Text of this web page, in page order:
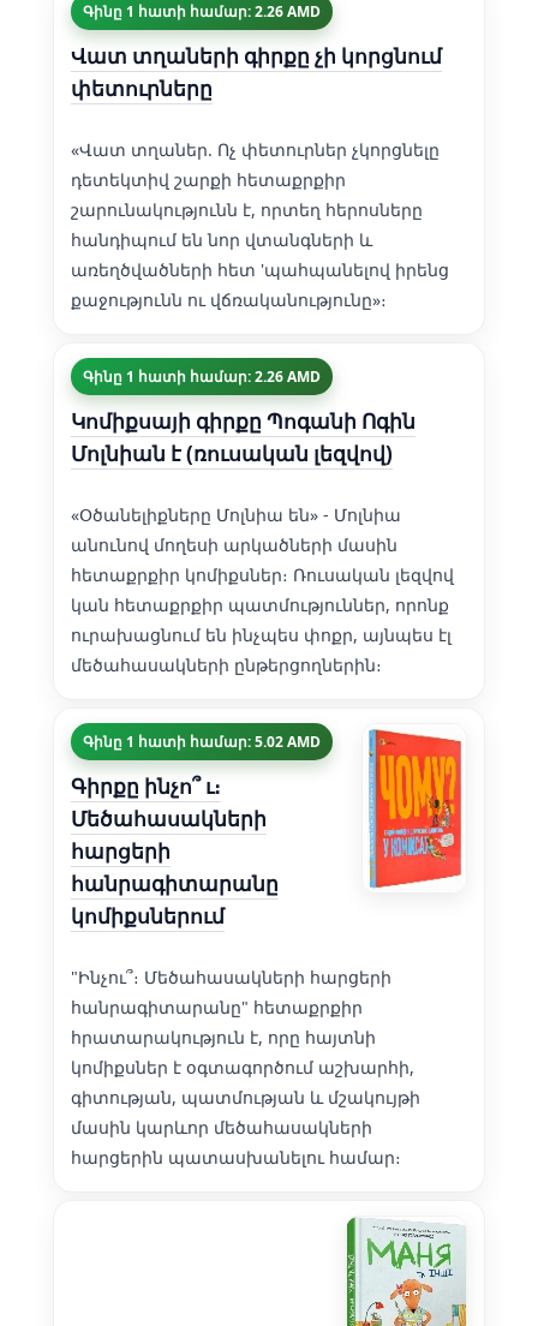
Գինը 1 հատի համար: 2.26 AMD
Վատ տղաների գիրքը չի կորցնում
փետուրները
«Վատ տղաներ. Ոչ փետուրներ չկորցնելը
դետեկտիվ շարքի հետաքրքիր
շարունակությունն է, որտեղ հերոսները
հանդիպում են նոր վտանգների և
առեղծվածների հետ 'պահպանելով իրենց
քաջությունն ու վճռականությունը»։
Գինը 1 հատի համար: 2.26 AMD
Կոմիքսայի գիրքը Պոգանի Ոգին
Մոլնիան է (ռուսական լեզվով)
«Օծանելիքները Մոլնիա են» - Մոլնիա
անունով մողեսի արկածների մասին
հետաքրքիր կոմիքսներ։ Ռուսական լեզվով
կան հետաքրքիր պատմություններ, որոնք
ուրախացնում են ինչպես փոքր, այնպես էլ
մեծահասակների ընթերցողներին։
Գինը 1 հատի համար: 5.02 AMD
Գիրքը ինչո՞ ւ։
Մեծահասակների
հարցերի
հանրագիտարանը
կոմիքսներում
"Ինչու՞։ Մեծահասակների հարցերի
հանրագիտարանը" հետաքրքիր
հրատարակություն է, որը հայտնի
կոմիքսներ է օգտագործում աշխարհի,
գիտության, պատմության և մշակույթի
մասին կարևոր մեծահասակների
հարցերին պատասխանելու համար։